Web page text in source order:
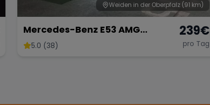
Weiden in der Oberpfalz (91 km)
Mercedes-Benz E53 AMG
Performance
5.0 (38)
239€
pro Tag